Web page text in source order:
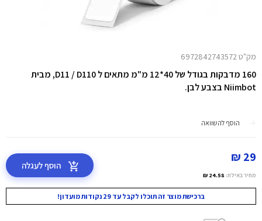
מק"ט 6972842743572
160 מדבקות בגודל של 40*12 מ"מ מתאים ל D11 / D110, מבית
Niimbot בצבע לבן.
הוסף להשוואה
29 ₪
מחיר באילת: 24.58 ₪
הוסף לעגלה
ברכישת מוצר זה תוכלו לקבל עד 29 נקודות מועדון!